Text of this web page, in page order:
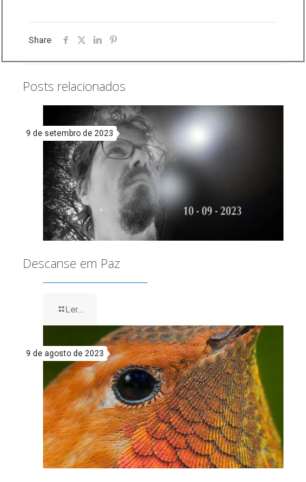
Share
Posts relacionados
9 de setembro de 2023
Descanse em Paz
Ler...
9 de agosto de 2023